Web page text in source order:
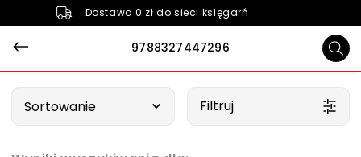
Dostawa 0 zł do sieci księgarń
9788327447296
Sortowanie Filtruj